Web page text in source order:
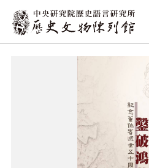
:::
:::